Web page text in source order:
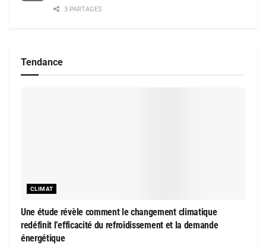
3 PARTAGES
Tendance
CLIMAT
Une étude révèle comment le changement climatique
redéfinit l’efficacité du refroidissement et la demande
énergétique